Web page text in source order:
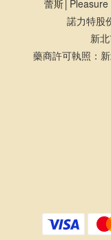
蕾斯│Pleasure
諾力特股
新
藥商許可執照：